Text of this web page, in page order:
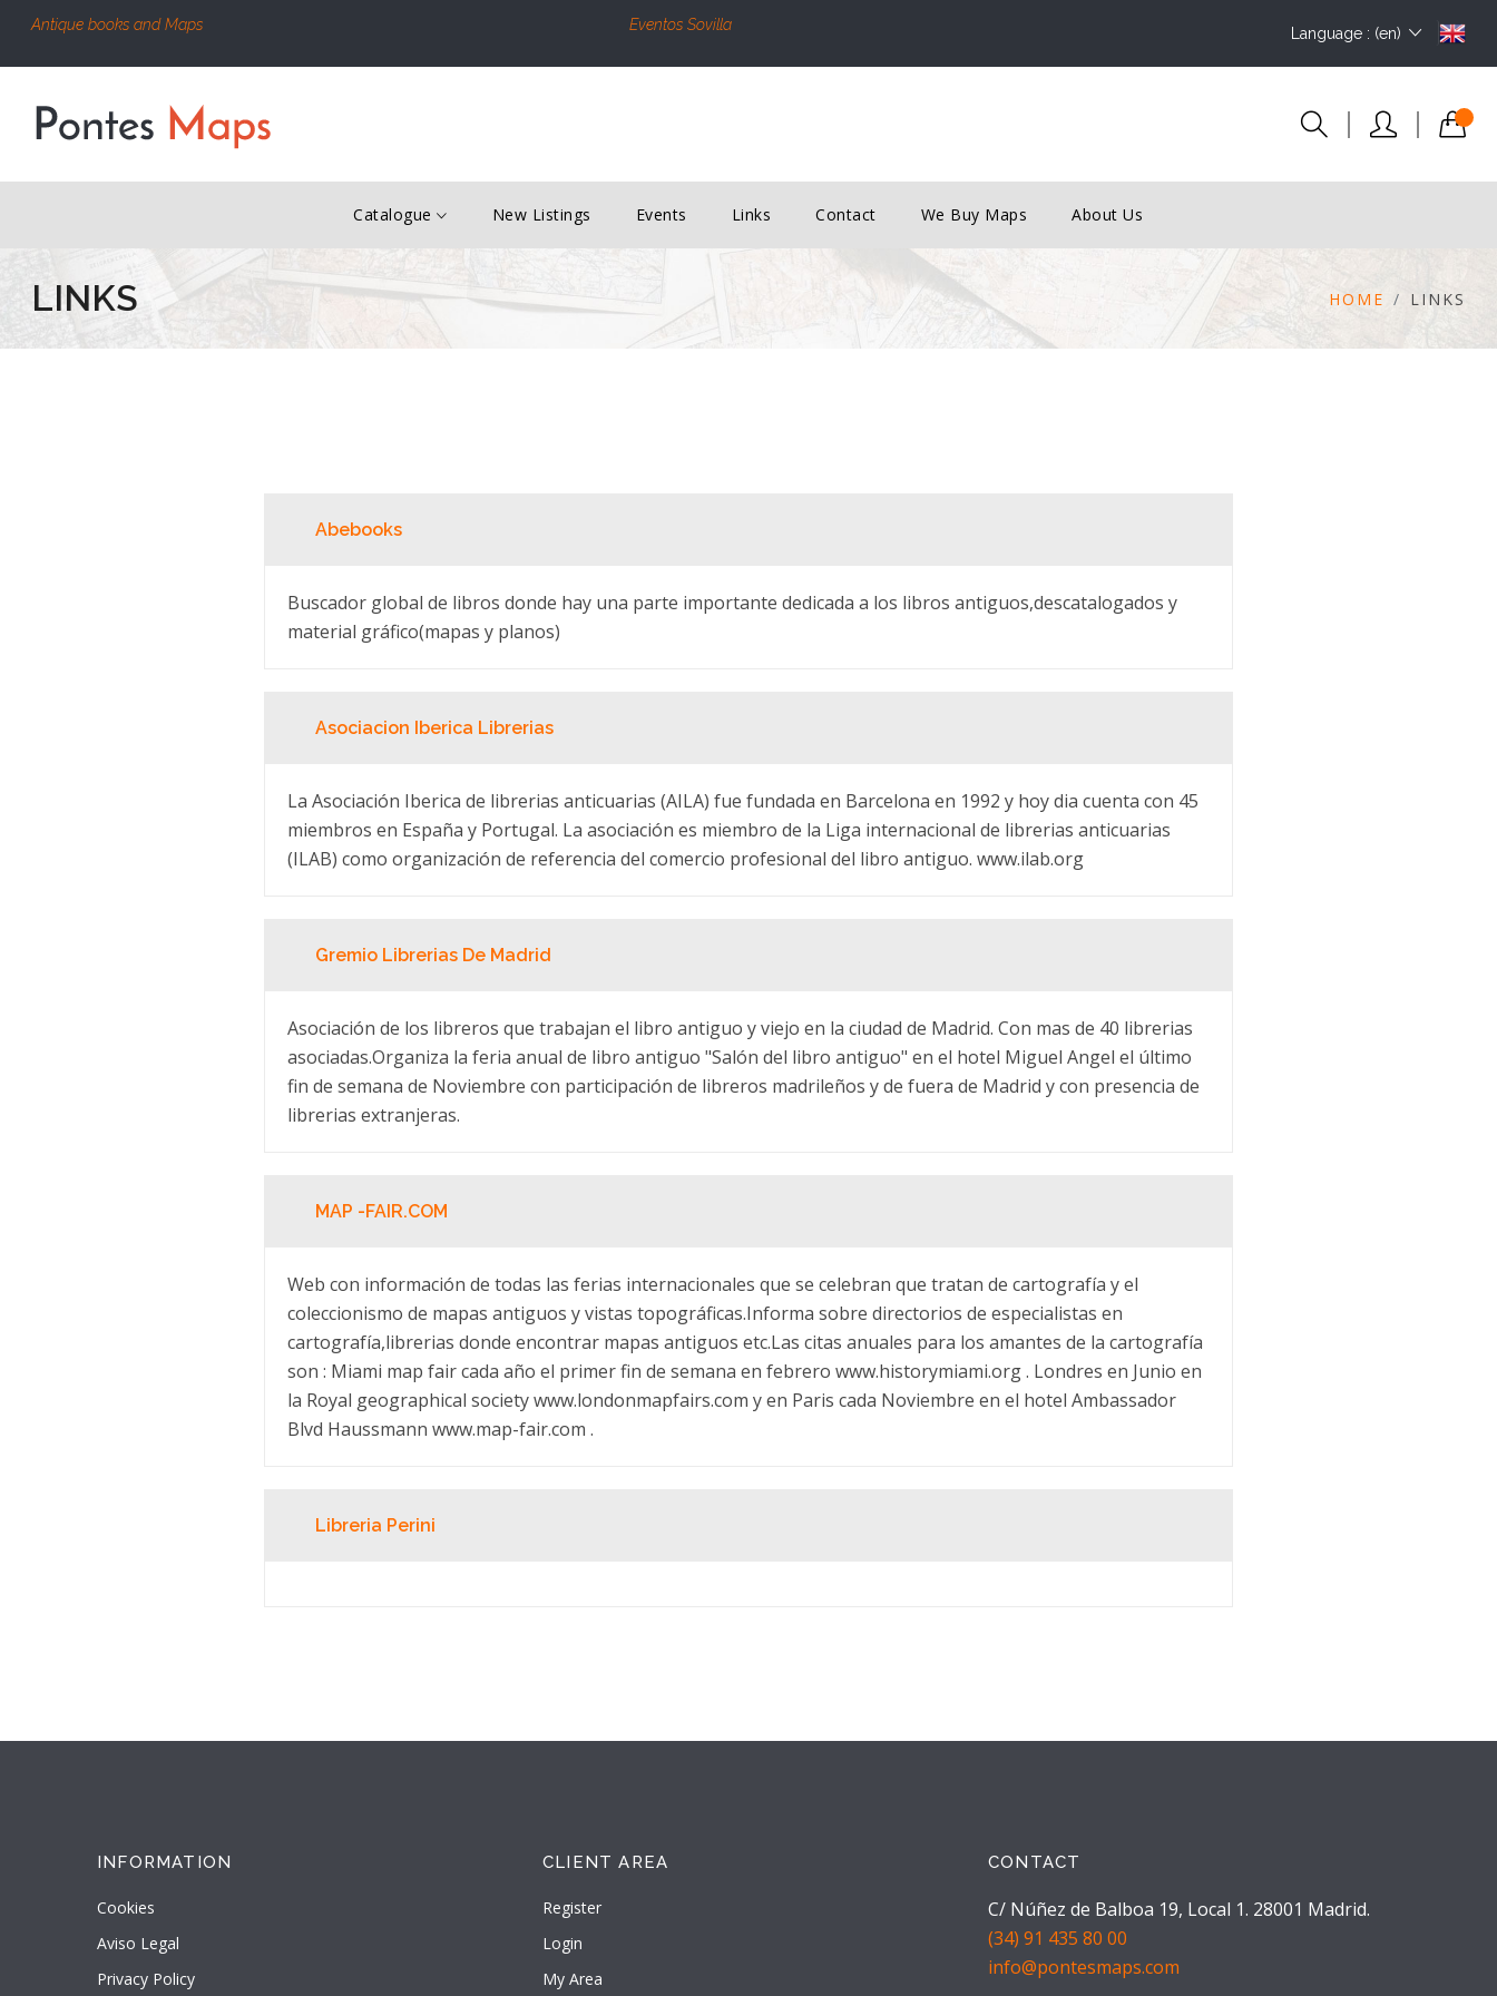
Antique books and Maps Eventos Sovilla Language : (en)
Catalogue New Listings Events Links Contact We Buy Maps About Us
LINKS HOME LINKS
Abebooks
Buscador global de libros donde hay una parte importante dedicada a los libros antiguos,descatalogados y
material gráfico(mapas y planos)
Asociacion Iberica Librerias
La Asociación Iberica de librerias anticuarias (AILA) fue fundada en Barcelona en 1992 y hoy dia cuenta con 45
miembros en España y Portugal. La asociación es miembro de la Liga internacional de librerias anticuarias
(ILAB) como organización de referencia del comercio profesional del libro antiguo. www.ilab.org
Gremio Librerias De Madrid
Asociación de los libreros que trabajan el libro antiguo y viejo en la ciudad de Madrid. Con mas de 40 librerias
asociadas.Organiza la feria anual de libro antiguo "Salón del libro antiguo" en el hotel Miguel Angel el último
fin de semana de Noviembre con participación de libreros madrileños y de fuera de Madrid y con presencia de
librerias extranjeras.
MAP -FAIR.COM
Web con información de todas las ferias internacionales que se celebran que tratan de cartografía y el
coleccionismo de mapas antiguos y vistas topográficas.Informa sobre directorios de especialistas en
cartografía,librerias donde encontrar mapas antiguos etc.Las citas anuales para los amantes de la cartografía
son : Miami map fair cada año el primer fin de semana en febrero www.historymiami.org . Londres en Junio en
la Royal geographical society www.londonmapfairs.com y en Paris cada Noviembre en el hotel Ambassador
Blvd Haussmann www.map-fair.com .
Libreria Perini
INFORMATION
Cookies
Aviso Legal
Privacy Policy
CLIENT AREA
Register
Login
My Area
CONTACT
C/ Núñez de Balboa 19, Local 1. 28001 Madrid.
(34) 91 435 80 00
info@pontesmaps.com